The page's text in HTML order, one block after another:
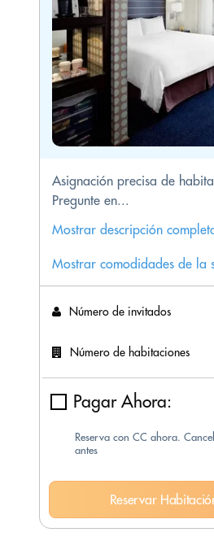
Asignación precisa de
Pregunte en...
Mostrar descripción
Mostrar comodidades de la
Número de invitados
Número de habitaciones
Pagar Ahora:
Reserva con CC ahora.
antes
Reservar